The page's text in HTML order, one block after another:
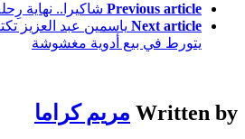
Previous article شاكيرا.. نهاية
Next article ياسمين عبد العزيز
يتورط في بيع أدوية مغشوشة
Written by مريم كراما